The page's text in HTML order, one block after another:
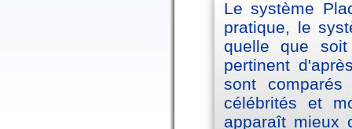
Le système
pratique, le
quelle que
pertinent
sont
célébrités et
apparaît mieux